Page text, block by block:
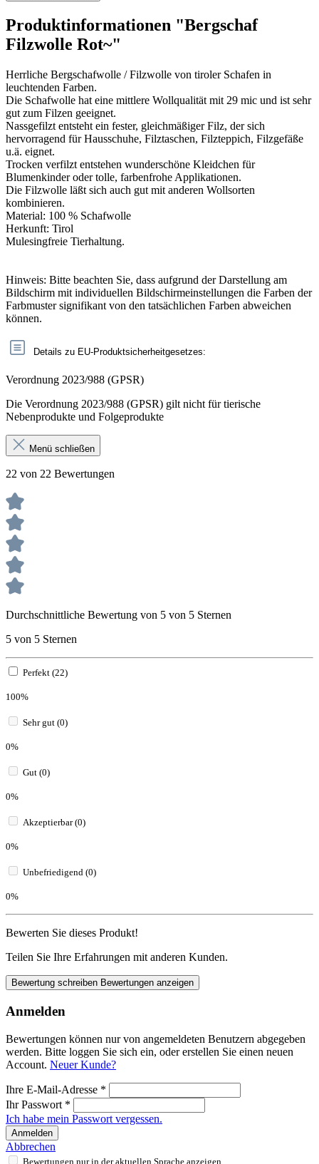
Produktinformationen "Bergschaf
Filzwolle Rot~"
Herrliche Bergschafwolle / Filzwolle von tiroler Schafen in
leuchtenden Farben.
Die Schafwolle hat eine mittlere Wollqualität mit 29 mic und ist sehr
gut zum Filzen geeignet.
Nassgefilzt entsteht ein fester, gleichmäßiger Filz, der sich
hervorragend für Hausschuhe, Filztaschen, Filzteppich, Filzgefäße
u.ä. eignet.
Trocken verfilzt entstehen wunderschöne Kleidchen für
Blumenkinder oder tolle, farbenfrohe Applikationen.
Die Filzwolle läßt sich auch gut mit anderen Wollsorten
kombinieren.
Material: 100 % Schafwolle
Herkunft: Tirol
Mulesingfreie Tierhaltung.
Hinweis: Bitte beachten Sie, dass aufgrund der Darstellung am
Bildschirm mit individuellen Bildschirmeinstellungen die Farben der
Farbmuster signifikant von den tatsächlichen Farben abweichen
können.
Details zu EU-Produktsicherheitgesetzes:
Verordnung 2023/988 (GPSR)
Die Verordnung 2023/988 (GPSR) gilt nicht für tierische
Nebenprodukte und Folgeprodukte
Menü schließen
22 von 22 Bewertungen
Durchschnittliche Bewertung von 5 von 5 Sternen
5 von 5 Sternen
Perfekt (22)
100%
Sehr gut (0)
0%
Gut (0)
0%
Akzeptierbar (0)
0%
Unbefriedigend (0)
0%
Bewerten Sie dieses Produkt!
Teilen Sie Ihre Erfahrungen mit anderen Kunden.
Bewertung schreiben Bewertungen anzeigen
Anmelden
Bewertungen können nur von angemeldeten Benutzern abgegeben
werden. Bitte loggen Sie sich ein, oder erstellen Sie einen neuen
Account. Neuer Kunde?
Ihre E-Mail-Adresse *
Ihr Passwort *
Ich habe mein Passwort vergessen.
Anmelden
Abbrechen
Bewertungen nur in der aktuellen Sprache anzeigen.